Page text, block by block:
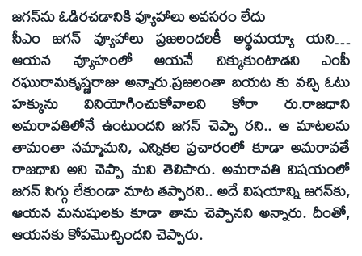
జగన్‌ను ఓడిరచడానికి వ్యూహాలు అవసరం లేదు
సీఎం జగన్‌ వ్యూహాలు ప్రజలందరికీ అర్థమయ్యా యని…
ఆయన వ్యూహంలో ఆయనే చిక్కుకుంటాడని ఎంపీ
రఘురామకృష్ణరాజు అన్నారు.ప్రజలంతా బయట కు వచ్చి ఓటు
హక్కును వినియోగించుకోవాలని కోరా రు.రాజధాని
అమరావతిలోనే ఉంటుందని జగన్‌ చెప్పా రని.. ఆ మాటలను
తామంతా నమ్మామని, ఎన్నికల ప్రచారంలో కూడా అమరావతే
రాజధాని అని చెప్పా మని తెలిపారు. అమరావతి విషయంలో
జగన్‌ సిగ్గు లేకుండా మాట తప్పారని.. అదే విషయాన్ని జగన్‌కు,
ఆయన మనుషులకు కూడా తాను చెప్పానని అన్నారు. దీంతో,
ఆయనకు కోపమొచ్చిందని చెప్పారు.